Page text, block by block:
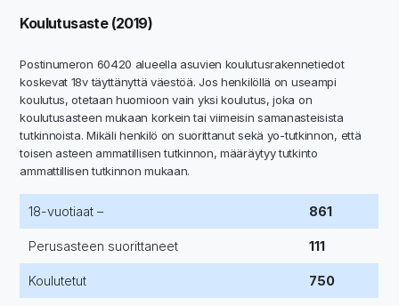
Koulutusaste (2019)
Postinumeron 60420 alueella asuvien koulutusrakennetiedot
koskevat 18v täyttänyttä väestöä. Jos henkilöllä on useampi
koulutus, otetaan huomioon vain yksi koulutus, joka on
koulutusasteen mukaan korkein tai viimeisin samanasteisista
tutkinnoista. Mikäli henkilö on suorittanut sekä yo-tutkinnon, että
toisen asteen ammatillisen tutkinnon, määräytyy tutkinto
ammattillisen tutkinnon mukaan.
18-vuotiaat – 861
Perusasteen suorittaneet 111
Koulutetut 750